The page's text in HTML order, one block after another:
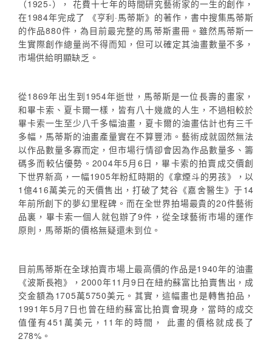
（1925-）， 花費十七年的時間研究藝術家的一生的創作，
在1984年完成了 《亨利·馬蒂斯》的著作，書中搜集馬蒂斯
的作品880件，為目前最完整的馬蒂斯畫冊。雖然馬蒂斯一
生實際創作總量尚不得而知，但可以確定其油畫數量不多，
市場供給明顯缺乏。
從1869年出生到1954年逝世，馬蒂斯是一位長壽的畫家，
和畢卡索、夏卡爾一樣，皆有八十幾歲的人生，不過相較於
畢卡索一生至少八千多幅油畫，夏卡爾的油畫估計也有三千
多幅，馬蒂斯的油畫產量實在不算豐沛。藝術成就固然無法
以作品數量多寡而定，但市場行情卻會因為作品數量多、籌
碼多而較佔優勢。2004年5月6日，畢卡索的拍賣成交價創
下世界新高，一幅1905年粉紅時期的《拿煙斗的男孩》，以
1億416萬美元的天價售出，打破了梵谷《嘉舍醫生》于14
年前所創下的夢幻里程碑。而在全世界拍場最貴的20件藝術
品裏，畢卡索一個人就包辦了9件，從全球藝術市場的運作
原則，馬蒂斯的價格無疑還未到位。
目前馬蒂斯在全球拍賣市場上最高價的作品是1940年的油畫
《波斯長袍》，2000年11月9日在紐約蘇富比拍賣售出，成
交金額為1705萬5750美元。其實，這幅畫也是轉售拍品，
1991年5月7日也曾在紐約蘇富比拍賣會現身，當時的成交
值僅有451萬美元，11年的時間， 此畫的價格就成長了
278%。